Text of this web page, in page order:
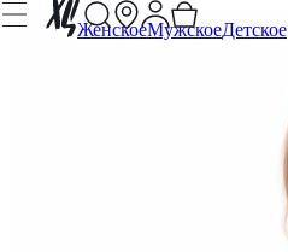
ЖенскоеМужскоеДетское